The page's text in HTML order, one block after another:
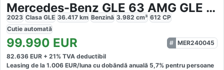
Mercedes-Benz GLE 63 AMG GLE 63 S AMG 4M
2023 Clasa GLE 36.417 km Benzină 3.982 cm³ 612 CP
Cutie automată
99.990 EUR
MER240045
82.636 EUR + 21% TVA deductibil
Leasing de la 1.006 EUR/luna cu dobăndă anuală 5,7% pentru persoane